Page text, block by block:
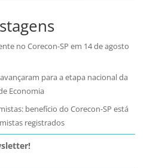
no Corecon-SP em 14 de agosto
para a etapa nacional da
Economia
benefício do Corecon-SP está
registrados